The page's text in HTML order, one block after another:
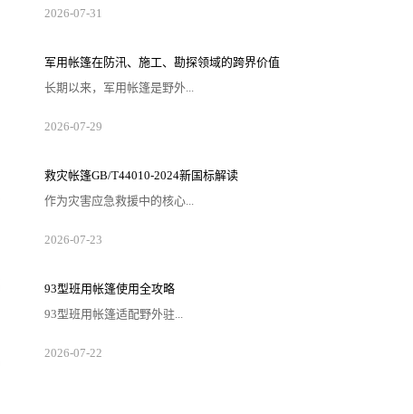
2026-07-31
军用帐篷在防汛、施工、勘探领域的跨界价值
长期以来，军用帐篷是野外...
2026-07-29
救灾帐篷GB/T44010-2024新国标解读
作为灾害应急救援中的核心...
2026-07-23
93型班用帐篷使用全攻略
93型班用帐篷适配野外驻...
2026-07-22